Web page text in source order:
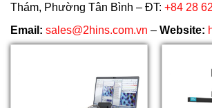
Thám, Phường Tân Bình – ĐT: +84 28
Email: sales@2hins.com.vn – Website: